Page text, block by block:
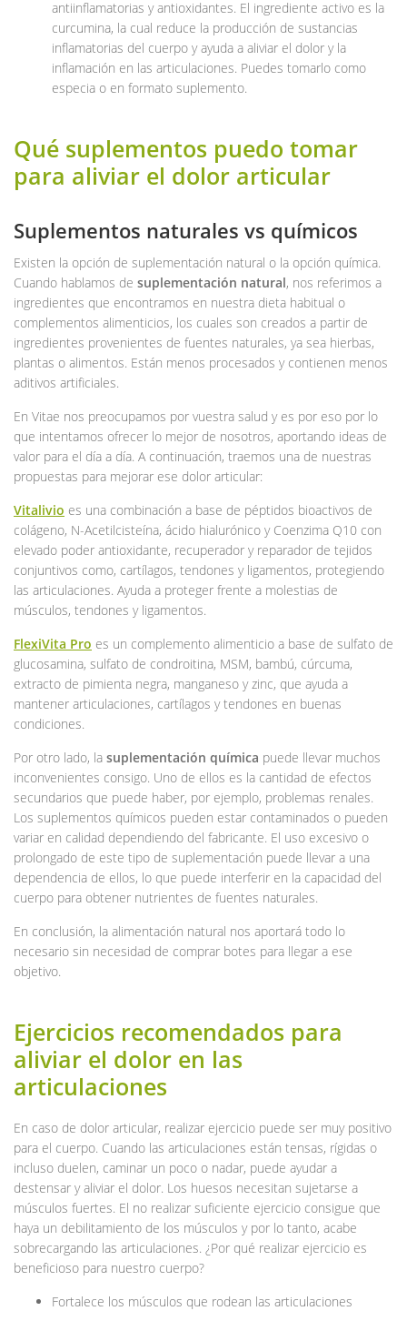
antiinflamatorias y antioxidantes. El ingrediente activo es la
curcumina, la cual reduce la producción de sustancias
inflamatorias del cuerpo y ayuda a aliviar el dolor y la
inflamación en las articulaciones. Puedes tomarlo como
especia o en formato suplemento.
Qué suplementos puedo tomar
para aliviar el dolor articular
Suplementos naturales vs químicos
Existen la opción de suplementación natural o la opción química.
Cuando hablamos de suplementación natural, nos referimos a
ingredientes que encontramos en nuestra dieta habitual o
complementos alimenticios, los cuales son creados a partir de
ingredientes provenientes de fuentes naturales, ya sea hierbas,
plantas o alimentos. Están menos procesados y contienen menos
aditivos artificiales.
En Vitae nos preocupamos por vuestra salud y es por eso por lo
que intentamos ofrecer lo mejor de nosotros, aportando ideas de
valor para el día a día. A continuación, traemos una de nuestras
propuestas para mejorar ese dolor articular:
Vitalivio es una combinación a base de péptidos bioactivos de
colágeno, N-Acetilcisteína, ácido hialurónico y Coenzima Q10 con
elevado poder antioxidante, recuperador y reparador de tejidos
conjuntivos como, cartílagos, tendones y ligamentos, protegiendo
las articulaciones. Ayuda a proteger frente a molestias de
músculos, tendones y ligamentos.
FlexiVita Pro es un complemento alimenticio a base de sulfato de
glucosamina, sulfato de condroitina, MSM, bambú, cúrcuma,
extracto de pimienta negra, manganeso y zinc, que ayuda a
mantener articulaciones, cartílagos y tendones en buenas
condiciones.
Por otro lado, la suplementación química puede llevar muchos
inconvenientes consigo. Uno de ellos es la cantidad de efectos
secundarios que puede haber, por ejemplo, problemas renales.
Los suplementos químicos pueden estar contaminados o pueden
variar en calidad dependiendo del fabricante. El uso excesivo o
prolongado de este tipo de suplementación puede llevar a una
dependencia de ellos, lo que puede interferir en la capacidad del
cuerpo para obtener nutrientes de fuentes naturales.
En conclusión, la alimentación natural nos aportará todo lo
necesario sin necesidad de comprar botes para llegar a ese
objetivo.
Ejercicios recomendados para
aliviar el dolor en las
articulaciones
En caso de dolor articular, realizar ejercicio puede ser muy positivo
para el cuerpo. Cuando las articulaciones están tensas, rígidas o
incluso duelen, caminar un poco o nadar, puede ayudar a
destensar y aliviar el dolor. Los huesos necesitan sujetarse a
músculos fuertes. El no realizar suficiente ejercicio consigue que
haya un debilitamiento de los músculos y por lo tanto, acabe
sobrecargando las articulaciones. ¿Por qué realizar ejercicio es
beneficioso para nuestro cuerpo?
Fortalece los músculos que rodean las articulaciones